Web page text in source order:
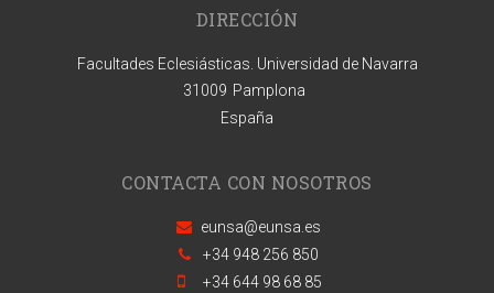
DIRECCIÓN
Facultades Eclesiásticas. Universidad de Navarra
31009 Pamplona
España
CONTACTA CON NOSOTROS
eunsa@eunsa.es
+34 948 256 850
+34 644 98 68 85